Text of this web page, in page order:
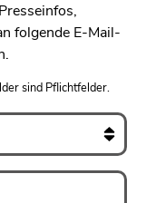
folgende E-Mail-
sind Pflichtfelder.